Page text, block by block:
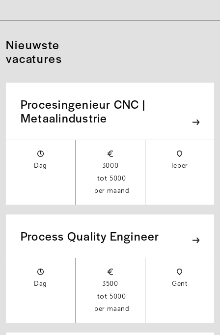
Nieuwste
vacatures
Procesingenieur CNC |
Metaalindustrie
Dag
3000
5000
per maand
Ieper
Process Quality Engineer
Dag
3500
5000
per maand
Gent